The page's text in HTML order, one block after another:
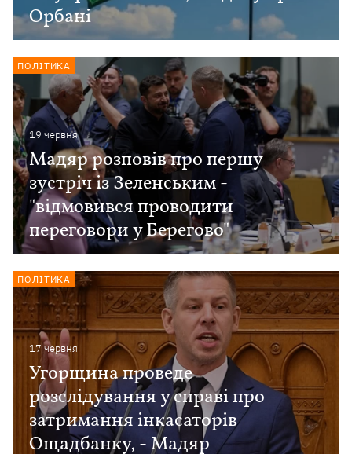
Орбані
19 червня
Мадяр розповів про першу
зустріч із Зеленським -
"відмовився проводити
переговори у Берегово"
ПОЛІТИКА
17 червня
Угорщина проведе
розслідування у справі про
затримання інкасаторів
Ощадбанку, - Мадяр
ПОЛІТИКА